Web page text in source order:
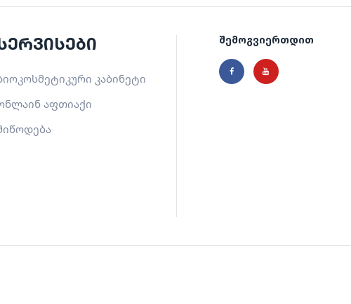
კაბინეტი
აფთიაქი
შემოგვიერთდით